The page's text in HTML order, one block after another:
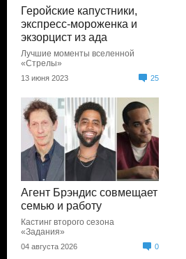
Геройские капустники,
экспресс-мороженка и
экзорцист из ада
Лучшие моменты вселенной
«Стрелы»
13 июня 2023 25
Агент Брэндис совмещает
семью и работу
Кастинг второго сезона
«Задания»
04 августа 2026 0